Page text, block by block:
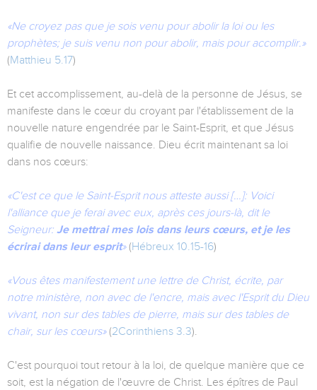
«Ne croyez pas que je sois venu pour abolir la loi ou les
prophètes; je suis venu non pour abolir, mais pour accomplir.»
(Matthieu 5.17)
Et cet accomplissement, au-delà de la personne de Jésus, se
manifeste dans le cœur du croyant par l'établissement de la
nouvelle nature engendrée par le Saint-Esprit, et que Jésus
qualifie de nouvelle naissance. Dieu écrit maintenant sa loi
dans nos cœurs:
«C'est ce que le Saint-Esprit nous atteste aussi […]: Voici
l'alliance que je ferai avec eux, après ces jours-là, dit le
Seigneur: Je mettrai mes lois dans leurs cœurs, et je les
écrirai dans leur esprit»(Hébreux 10.15-16)
«Vous êtes manifestement une lettre de Christ, écrite, par
notre ministère, non avec de l'encre, mais avec l'Esprit du Dieu
vivant, non sur des tables de pierre, mais sur des tables de
chair, sur les cœurs»(2Corinthiens 3.3).
C'est pourquoi tout retour à la loi, de quelque manière que ce
soit, est la négation de l'œuvre de Christ. Les épîtres de Paul